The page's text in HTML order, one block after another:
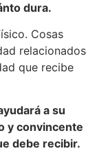
dura.
Cosas
relacionados
que recibe
a su
y convincente
debe recibir.